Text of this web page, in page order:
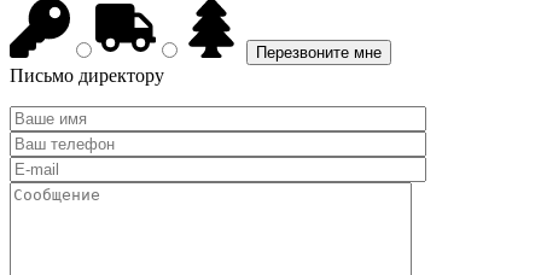
Письмо директору